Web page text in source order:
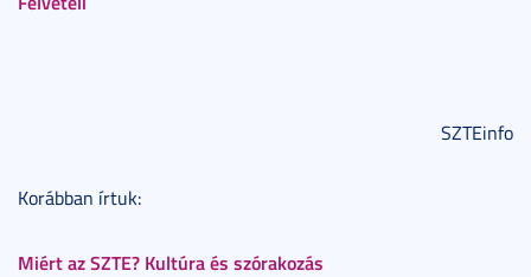
SZTEinfo
Korábban írtuk:
Miért az SZTE? Kultúra és szórakozás